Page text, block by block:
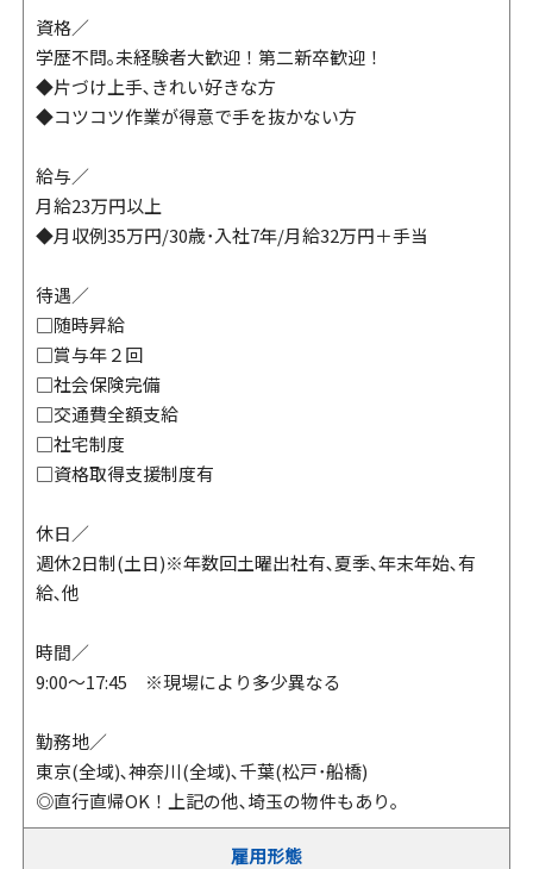
資格／
学歴不問｡未経験者大歓迎！第二新卒歓迎！
◆片づけ上手､きれい好きな方
◆コツコツ作業が得意で手を抜かない方
給与／
月給23万円以上
◆月収例35万円/30歳･入社7年/月給32万円＋手当
待遇／
□随時昇給
□賞与年２回
□社会保険完備
□交通費全額支給
□社宅制度
□資格取得支援制度有
休日／
週休2日制(土日)※年数回土曜出社有､夏季､年末年始､有
給､他
時間／
9:00～17:45 ※現場により多少異なる
勤務地／
東京(全域)､神奈川(全域)､千葉(松戸･船橋)
◎直行直帰OK！上記の他､埼玉の物件もあり｡
雇用形態